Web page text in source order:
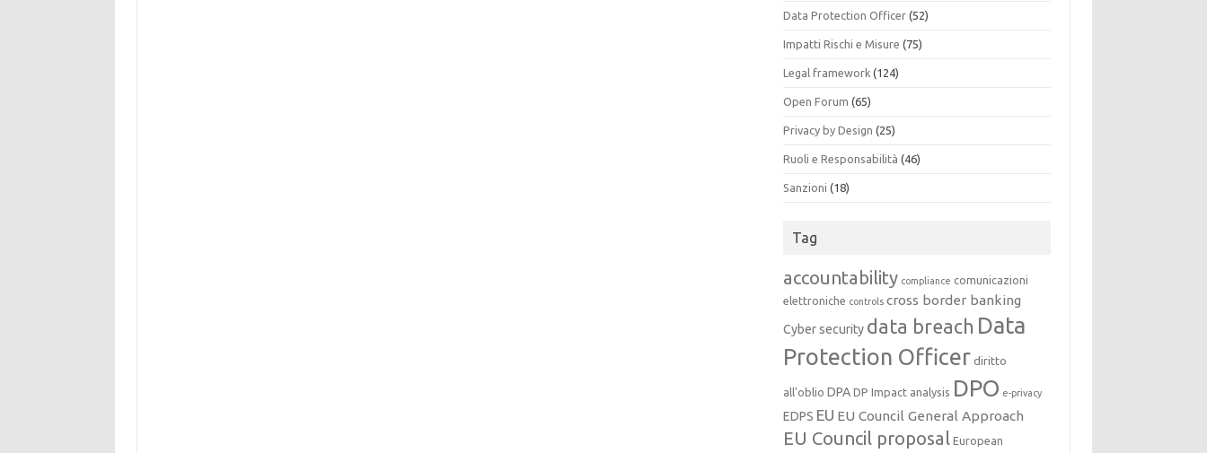
Data Protection Officer (52)
Impatti Rischi e Misure (75)
Legal framework (124)
Open Forum (65)
Privacy by Design (25)
Ruoli e Responsabilità (46)
Sanzioni (18)
Tag
accountability compliance comunicazioni
elettroniche controls cross border banking
Cyber security data breach Data
Protection Officer diritto
all'oblio DPA DP Impact analysis DPO e-privacy
EDPS EU EU Council General Approach
EU Council proposal European